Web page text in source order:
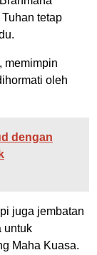
tetap
memimpin
oleh
dengan
juga jembatan
untuk
Maha Kuasa.